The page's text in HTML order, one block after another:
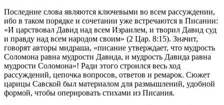
Последние слова являются ключевыми во всем рассуждении,
ибо в таком порядке и сочетании уже встречаются в Писании:
«И царствовал Давид над всем Израилем, и творил Давид суд
и правду над всем народом своим» (2 Цар. 8:15). Значит,
говорят авторы мидраша, «писание утверждает, что мудрость
Соломона равна мудрости Давида, и мудрость Давида равна
мудрости Соломона»! Ради этого строился весь ход
рассуждений, цепочка вопросов, ответов и ремарок. Сюжет
царицы Савской был материалом для размышлений, удобной
формой, чтобы оперировать стихами из Писания.